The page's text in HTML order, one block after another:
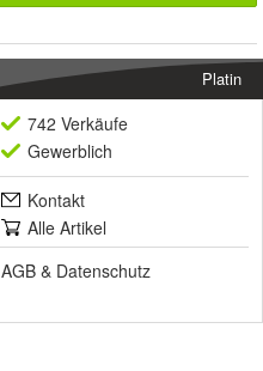
Platin
742 Verkäufe
Gewerblich
Kontakt
Alle Artikel
AGB & Datenschutz